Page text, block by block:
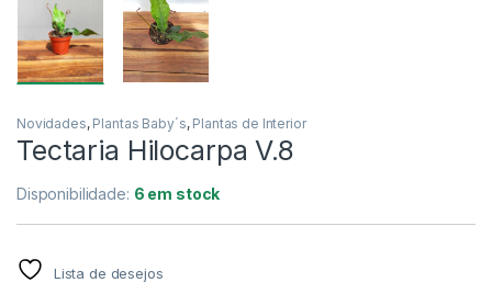
Novidades, Plantas Baby´s, Plantas de Interior
Tectaria Hilocarpa V.8
Disponibilidade: 6 em stock
Lista de desejos